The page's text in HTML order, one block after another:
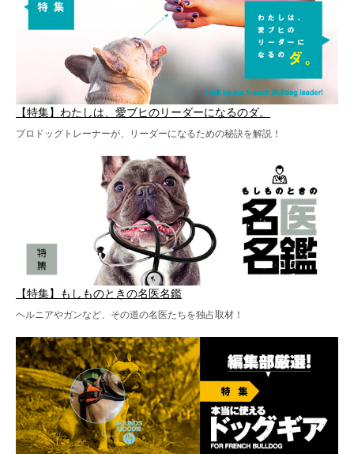
【特集】わたしは、愛ブヒのリーダーになるのダ。
プロドッグトレーナーが、リーダーになるための秘訣を解説！
【特集】もしものときの名医名鑑
ヘルニアやガンなど、その道の名医たちを独占取材！